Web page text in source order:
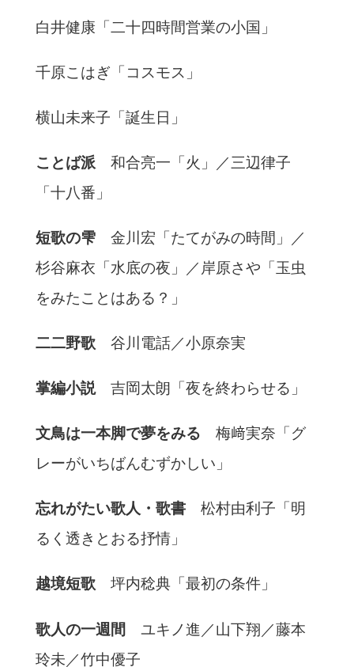
白井健康「二十四時間営業の小国」
千原こはぎ「コスモス」
横山未来子「誕生日」
ことば派和合亮一「火」／三辺律子
「十八番」
短歌の雫金川宏「たてがみの時間」／
杉谷麻衣「水底の夜」／岸原さや「玉虫
をみたことはある？」
二二野歌谷川電話／小原奈実
掌編小説吉岡太朗「夜を終わらせる」
文鳥は一本脚で夢をみる 梅﨑実奈「グ
レーがいちばんむずかしい」
忘れがたい歌人・歌書松村由利子「明
るく透きとおる抒情」
越境短歌坪内稔典「最初の条件」
歌人の一週間ユキノ進／山下翔／藤本
玲未／竹中優子